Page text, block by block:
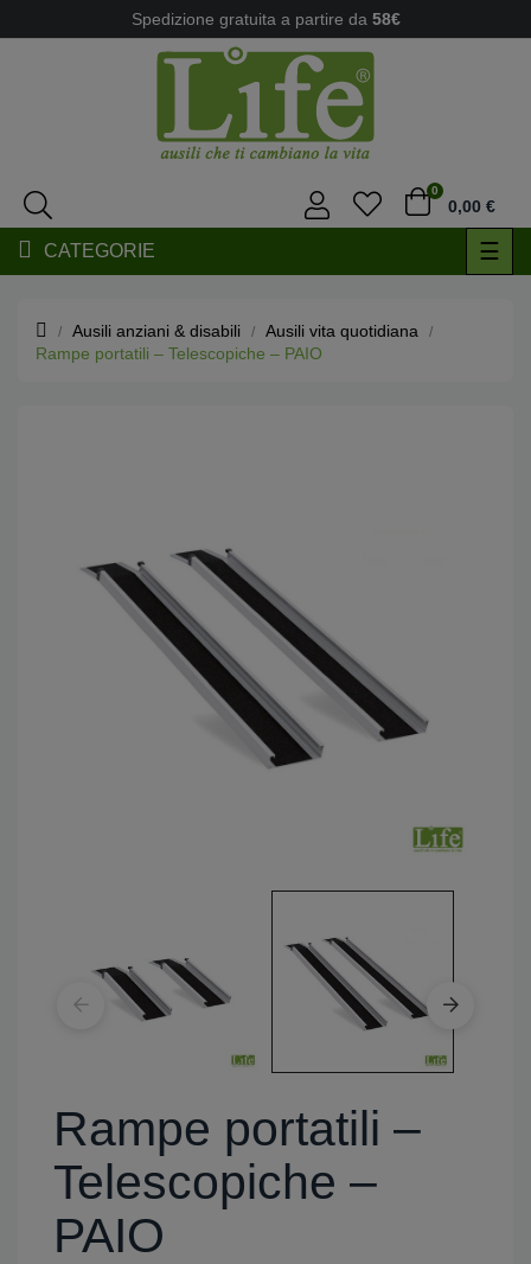
Spedizione gratuita a partire da 58€
0
0,00 €
CATEGORIE ☰
Ausili anziani & disabili
Ausili vita quotidiana
Rampe portatili – Telescopiche – PAIO
Rampe portatili –
Telescopiche –
PAIO